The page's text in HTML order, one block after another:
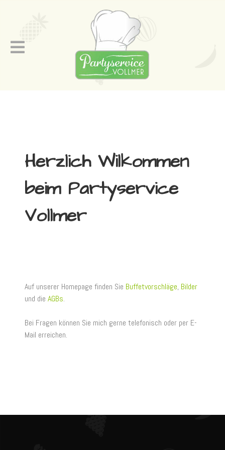
Herzlich Wilkommen
beim Partyservice
Vollmer
Auf unserer Homepage finden Sie Buffetvorschläge, Bilder
und die AGBs.
Bei Fragen können Sie mich gerne telefonisch oder per E-
Mail erreichen.